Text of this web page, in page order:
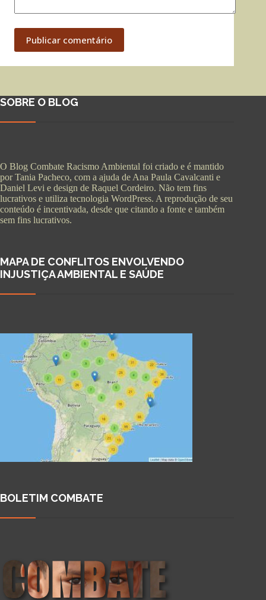
Publicar comentário
SOBRE O BLOG
O Blog Combate Racismo Ambiental foi criado e é mantido
por Tania Pacheco, com a ajuda de Ana Paula Cavalcanti e
Daniel Levi e design de Raquel Cordeiro. Não tem fins
lucrativos e utiliza tecnologia WordPress. A reprodução de seu
conteúdo é incentivada, desde que citando a fonte e também
sem fins lucrativos.
MAPA DE CONFLITOS ENVOLVENDO
INJUSTIÇA AMBIENTAL E SAÚDE
BOLETIM COMBATE